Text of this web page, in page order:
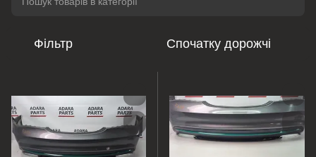
Фільтр Спочатку дорожчі